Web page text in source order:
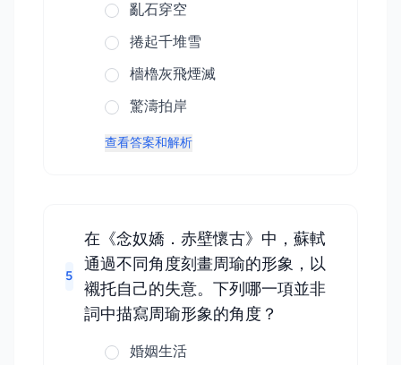
亂石穿空
捲起千堆雪
檣櫓灰飛煙滅
驚濤拍岸
查看答案和解析
5
在《念奴嬌．赤壁懷古》中，蘇軾
通過不同角度刻畫周瑜的形象，以
襯托自己的失意。下列哪一項並非
詞中描寫周瑜形象的角度？
婚姻生活